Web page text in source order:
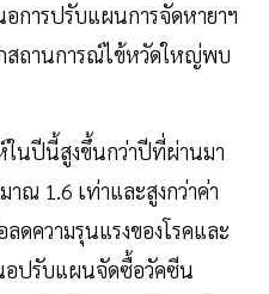
การปรับแผนการจัดหายาฯ
สถานการณ์ไข้หวัดใหญ่พบ
ในปีนี้สูงขึ้นกว่าปีที่ผ่านมา
าณ 1.6 เท่าและสูงกว่าค่า
ดความรุนแรงของโรคและ
อปรับแผนจัดซื้อวัคซีน